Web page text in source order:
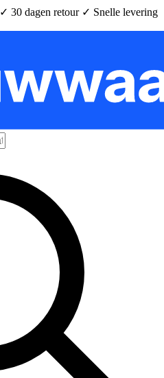
✓ 30 dagen retour ✓ Snelle levering